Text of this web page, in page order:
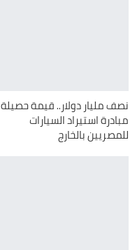
نصف مليار دولار.. قيمة حصيلة
مبادرة استيراد السيارات
للمصريين بالخارج